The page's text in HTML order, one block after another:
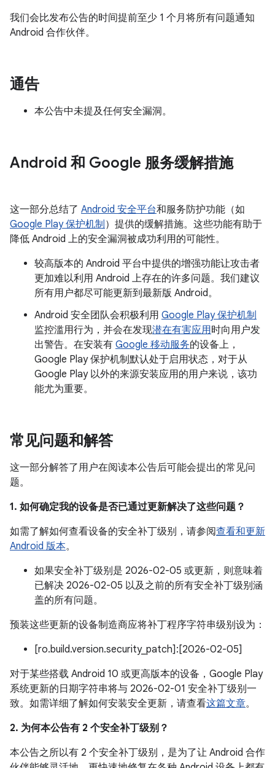
我们会比发布公告的时间提前至少 1 个月将所有问题通知
Android 合作伙伴。
通告
本公告中未提及任何安全漏洞。
Android 和 Google 服务缓解措施
这一部分总结了 Android 安全平台和服务防护功能（如
Google Play 保护机制 ）提供的缓解措施。这些功能有助于
降低 Android 上的安全漏洞被成功利用的可能性。
较高版本的 Android 平台中提供的增强功能让攻击者
更加难以利用 Android 上存在的许多问题。我们建议
所有用户都尽可能更新到最新版 Android。
Android 安全团队会积极利用 Google Play 保护机制
监控滥用行为，并会在发现潜在有害应用时向用户发
出警告。在安装有 Google 移动服务的设备上，
Google Play 保护机制默认处于启用状态，对于从
Google Play 以外的来源安装应用的用户来说，该功
能尤为重要。
常见问题和解答
这一部分解答了用户在阅读本公告后可能会提出的常见问
题。
1. 如何确定我的设备是否已通过更新解决了这些问题？
如需了解如何查看设备的安全补丁级别，请参阅查看和更新
Android 版本。
如果安全补丁级别是 2026-02-05 或更新，则意味着
已解决 2026-02-05 以及之前的所有安全补丁级别涵
盖的所有问题。
预装这些更新的设备制造商应将补丁程序字符串级别设为：
[ro.build.version.security_patch]:[2026-02-05]
对于某些搭载 Android 10 或更高版本的设备，Google Play
系统更新的日期字符串将与 2026-02-01 安全补丁级别一
致。如需详细了解如何安装安全更新，请查看这篇文章。
2. 为何本公告有 2 个安全补丁级别？
本公告之所以有 2 个安全补丁级别，是为了让 Android 合作